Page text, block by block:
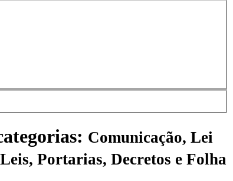
Comunicação, Lei
Portarias, Decretos e Folha